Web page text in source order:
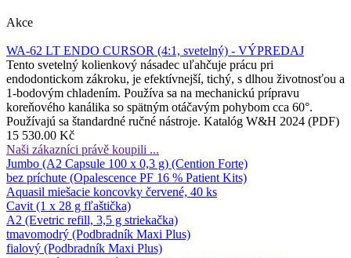
Akce
WA-62 LT ENDO CURSOR (4:1, svetelný) - VÝPREDAJ
Tento svetelný kolienkový násadec uľahčuje prácu pri
endodontickom zákroku, je efektívnejší, tichý, s dlhou životnosťou a
1-bodovým chladením. Používa sa na mechanickú prípravu
koreňového kanálika so spätným otáčavým pohybom cca 60°.
Používajú sa štandardné ručné nástroje. Katalóg W&H 2024 (PDF)
15 530.00 Kč
Naši zákazníci právě koupili ...
Jumbo (A2 Capsule 100 x 0,3 g) (Cention Forte)
bez príchute (Opalescence PF 16 % Patient Kits)
Aquasil miešacie koncovky červené, 40 ks
Cavit (1 x 28 g fľaštička)
A2 (Evetric refill, 3,5 g striekačka)
tmavomodrý (Podbradník Maxi Plus)
fialový (Podbradník Maxi Plus)